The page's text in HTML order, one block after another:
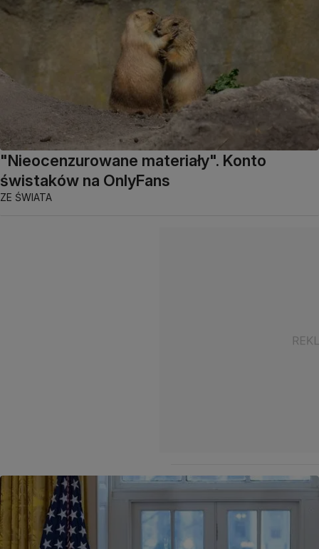
"Nieocenzurowane materiały". Konto
świstaków na OnlyFans
ZE ŚWIATA